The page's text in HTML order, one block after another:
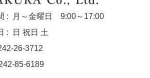
:
月～金曜日 9:00～17:00
:
日 祝日 土
26-3712
85-6189